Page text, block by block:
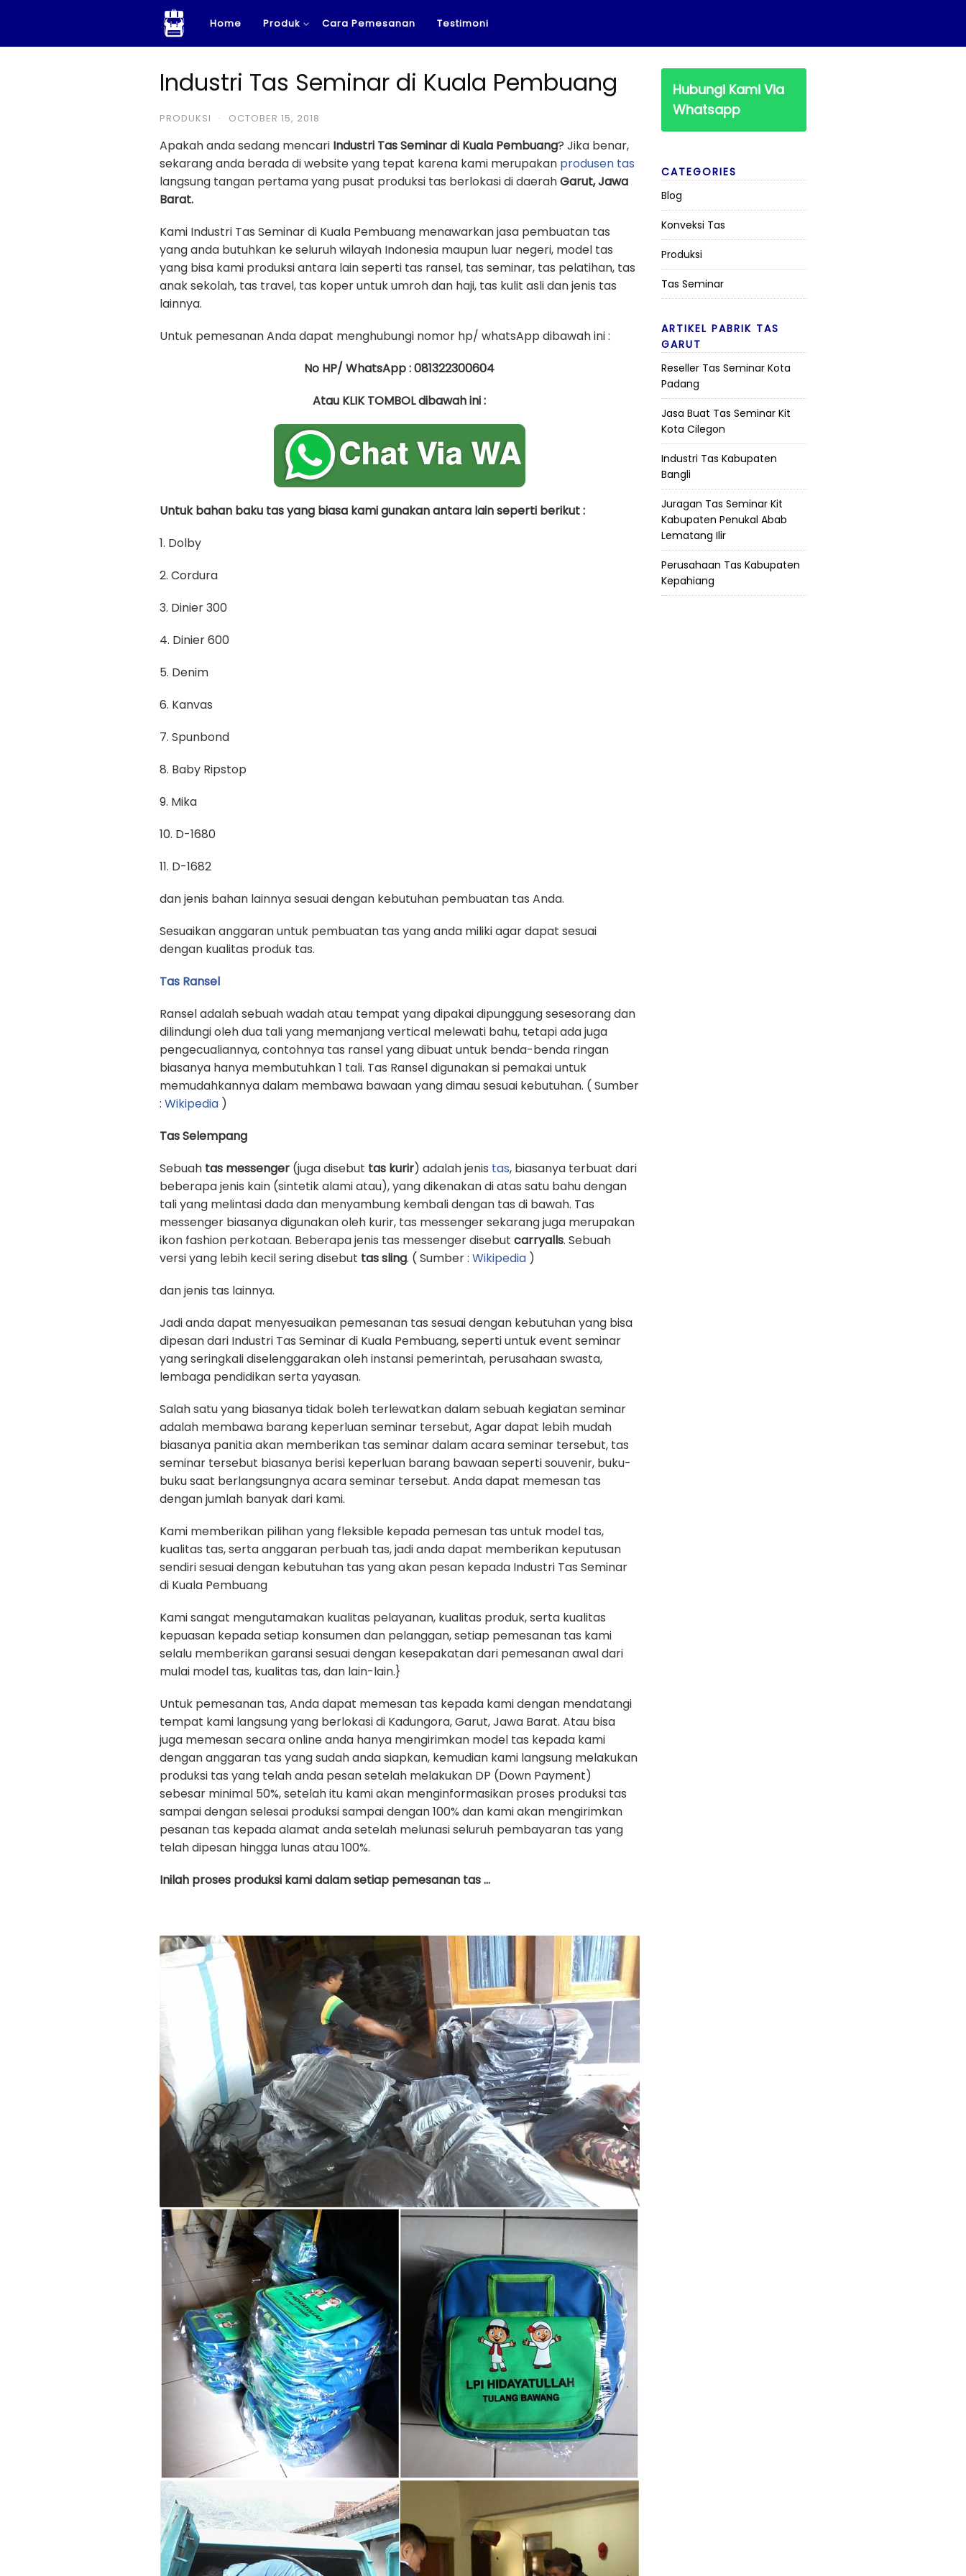
content
Home Produk Cara Pemesanan Testimoni
Industri Tas Seminar di Kuala Pembuang
PRODUKSI · OCTOBER 15, 2018
Apakah anda sedang mencari Industri Tas Seminar di Kuala Pembuang? Jika benar,
sekarang anda berada di website yang tepat karena kami merupakan produsen tas
langsung tangan pertama yang pusat produksi tas berlokasi di daerahGarut, Jawa
Barat.
Kami Industri Tas Seminar di Kuala Pembuang menawarkan jasa pembuatan tas
yang anda butuhkan ke seluruh wilayah Indonesia maupun luar negeri, model tas
yang bisa kami produksi antara lain seperti tas ransel, tas seminar, tas pelatihan, tas
anak sekolah, tas travel, tas koper untuk umroh dan haji, tas kulit asli dan jenis tas
lainnya.
Untuk pemesanan Anda dapat menghubungi nomor hp/ whatsApp dibawah ini :
No HP/ WhatsApp : 081322300604
Atau KLIK TOMBOL dibawah ini :
Untuk bahan baku tas yang biasa kami gunakan antara lain seperti berikut :
1. Dolby
2. Cordura
3. Dinier 300
4. Dinier 600
5. Denim
6. Kanvas
7. Spunbond
8. Baby Ripstop
9. Mika
10. D-1680
11. D-1682
dan jenis bahan lainnya sesuai dengan kebutuhan pembuatan tas Anda.
Sesuaikan anggaran untuk pembuatan tas yang anda miliki agar dapat sesuai
dengan kualitas produk tas.
Tas Ransel
Ransel adalah sebuah wadah atau tempat yang dipakai dipunggung sesesorang dan
dilindungi oleh dua tali yang memanjang vertical melewati bahu, tetapi ada juga
pengecualiannya, contohnya tas ransel yang dibuat untuk benda-benda ringan
biasanya hanya membutuhkan 1 tali. Tas Ransel digunakan si pemakai untuk
memudahkannya dalam membawa bawaan yang dimau sesuai kebutuhan. ( Sumber
: Wikipedia )
Tas Selempang
Sebuah tas messenger (juga disebut tas kurir) adalah jenis tas, biasanya terbuat dari
beberapa jenis kain (sintetik alami atau), yang dikenakan di atas satu bahu dengan
tali yang melintasi dada dan menyambung kembali dengan tas di bawah. Tas
messenger biasanya digunakan oleh kurir, tas messenger sekarang juga merupakan
ikon fashion perkotaan. Beberapa jenis tas messenger disebut carryalls. Sebuah
versi yang lebih kecil sering disebut tas sling. ( Sumber : Wikipedia )
dan jenis tas lainnya.
Jadi anda dapat menyesuaikan pemesanan tas sesuai dengan kebutuhan yang bisa
dipesan dari Industri Tas Seminar di Kuala Pembuang, seperti untuk event seminar
yang seringkali diselenggarakan oleh instansi pemerintah, perusahaan swasta,
lembaga pendidikan serta yayasan.
Salah satu yang biasanya tidak boleh terlewatkan dalam sebuah kegiatan seminar
adalah membawa barang keperluan seminar tersebut, Agar dapat lebih mudah
biasanya panitia akan memberikan tas seminar dalam acara seminar tersebut, tas
seminar tersebut biasanya berisi keperluan barang bawaan seperti souvenir, buku-
buku saat berlangsungnya acara seminar tersebut. Anda dapat memesan tas
dengan jumlah banyak dari kami.
Kami memberikan pilihan yang fleksible kepada pemesan tas untuk model tas,
kualitas tas, serta anggaran perbuah tas, jadi anda dapat memberikan keputusan
sendiri sesuai dengan kebutuhan tas yang akan pesan kepada Industri Tas Seminar
di Kuala Pembuang
Kami sangat mengutamakan kualitas pelayanan, kualitas produk, serta kualitas
kepuasan kepada setiap konsumen dan pelanggan, setiap pemesanan tas kami
selalu memberikan garansi sesuai dengan kesepakatan dari pemesanan awal dari
mulai model tas, kualitas tas, dan lain-lain.}
Untuk pemesanan tas, Anda dapat memesan tas kepada kami dengan mendatangi
tempat kami langsung yang berlokasi di Kadungora, Garut, Jawa Barat. Atau bisa
juga memesan secara online anda hanya mengirimkan model tas kepada kami
dengan anggaran tas yang sudah anda siapkan, kemudian kami langsung melakukan
produksi tas yang telah anda pesan setelah melakukan DP (Down Payment)
sebesar minimal 50%, setelah itu kami akan menginformasikan proses produksi tas
sampai dengan selesai produksi sampai dengan 100% dan kami akan mengirimkan
pesanan tas kepada alamat anda setelah melunasi seluruh pembayaran tas yang
telah dipesan hingga lunas atau 100%.
Inilah proses produksi kami dalam setiap pemesanan tas …
Hubungi Kami Via
Whatsapp
CATEGORIES
Blog
Konveksi Tas
Produksi
Tas Seminar
ARTIKEL PABRIK TAS
GARUT
Reseller Tas Seminar Kota
Padang
Jasa Buat Tas Seminar Kit
Kota Cilegon
Industri Tas Kabupaten
Bangli
Juragan Tas Seminar Kit
Kabupaten Penukal Abab
Lematang Ilir
Perusahaan Tas Kabupaten
Kepahiang